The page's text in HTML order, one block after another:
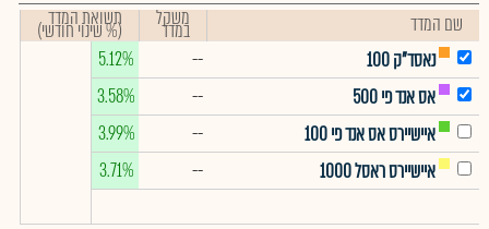
שם המדד משקל
במדד תשואת המדד
(% שינוי חודשי)
נאסד"ק 100
--
5.12%
אס אנד פי 500
--
3.58%
איישיירס אס אנד פי 100
--
3.99%
איישיירס ראסל 1000
--
3.71%